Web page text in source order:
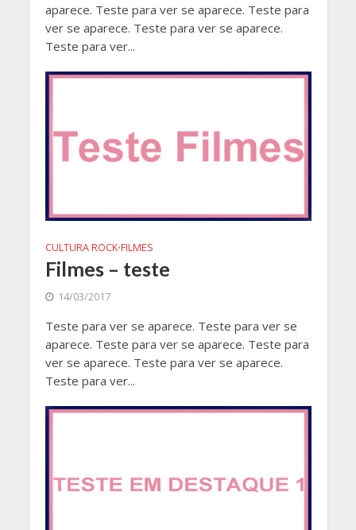
aparece. Teste para ver se aparece. Teste para
ver se aparece. Teste para ver se aparece.
Teste para ver...
CULTURA ROCK•FILMES
Filmes – teste
14/03/2017
Teste para ver se aparece. Teste para ver se
aparece. Teste para ver se aparece. Teste para
ver se aparece. Teste para ver se aparece.
Teste para ver...